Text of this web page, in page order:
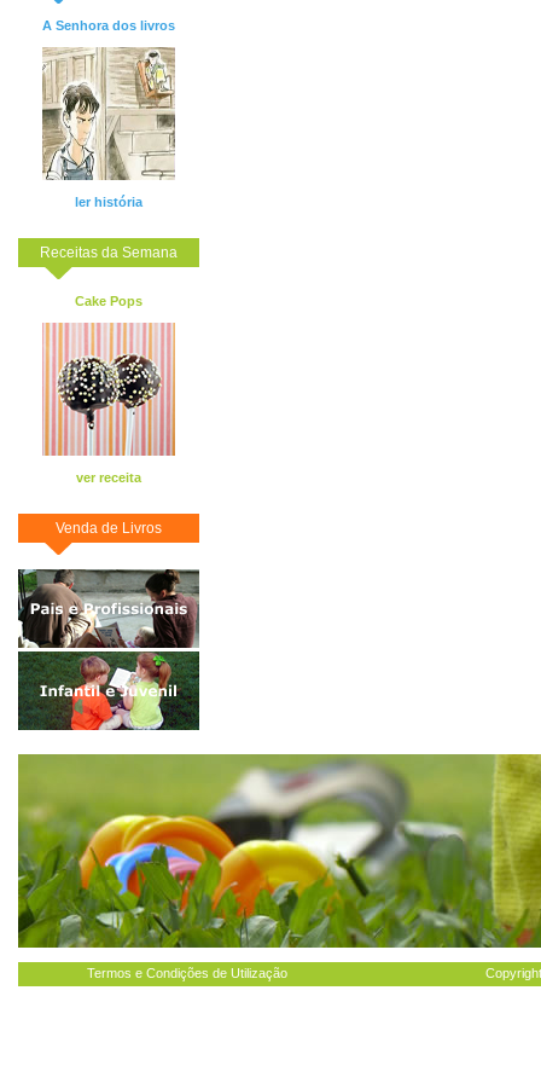
A Senhora dos livros
ler história
Receitas da Semana
Cake Pops
ver receita
Venda de Livros
Termos e Condições de Utilização